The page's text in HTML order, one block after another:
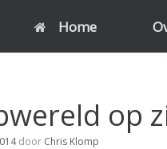
Home
op
door Chris Klomp